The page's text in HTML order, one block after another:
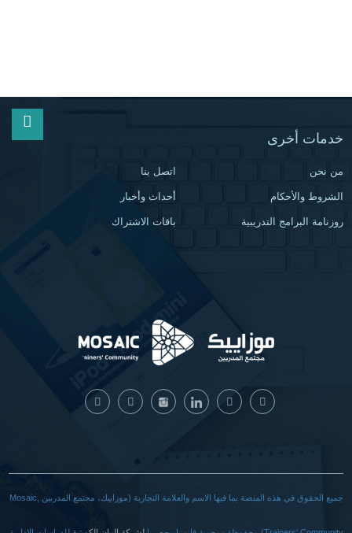
خدمات أخرى
من نحن اتصل بنا
الشروط والأحكام أحداث وأخبار
روزنامة البرامج التدريبية باقات الاشتراك
جميع الحقوق في هذه المنصة بما فيها الاسم والعلامة التجارية (موزاييك، مجتمع المدربين Mosaic,